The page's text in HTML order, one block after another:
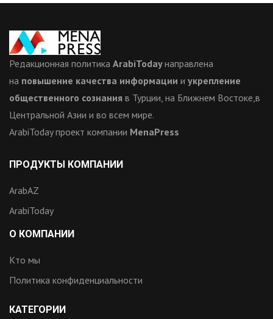
Редакционная политика ArabiTodayнаправлена
на повышение качества информации и укрепление
общественного сознания в Турции, на Ближнем Востоке,в
Центральной Азии и во всем мире.
ArabiToday проект компании MenaPress
ПРОДУКТЫ КОМПАНИИ
ArabAZ
ArabiToday
О КОМПАНИИ
Кто мы
Политика конфиденциальности
КАТЕГОРИИ